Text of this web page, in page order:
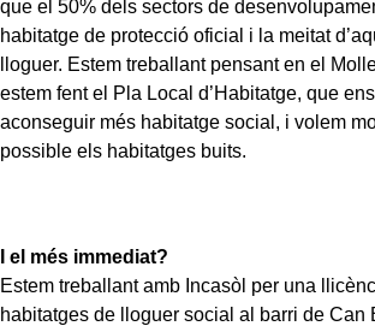
que el 50% dels sectors de
habitatge de protecció oficial i la meitat
lloguer. Estem treballant pensant en el
estem fent el Pla Local d’Habitatge, que
aconseguir més habitatge social, i volem
possible els habitatges buits.
I el més immediat?
Estem treballant amb Incasòl per una
habitatges de lloguer social al barri de Can